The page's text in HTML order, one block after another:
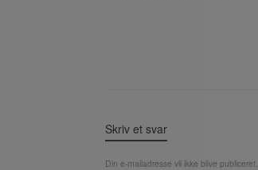
Skriv et svar
Din e-mailadresse vil ikke blive publiceret.